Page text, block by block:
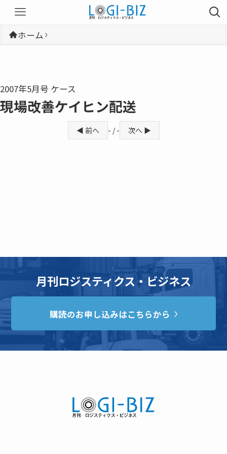
ホーム
2007年5月号 ケース
現場改善ケイヒン配送
◀ 前へ - / - 次へ ▶
月刊ロジスティクス・ビジネス
購読のお申し込みはこちらから